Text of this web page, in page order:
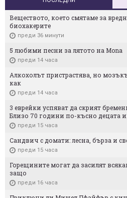
Веществото, което смятаме за
биохакерите
преди 36 минути
5 любими песни за лятото на Mona
преди 14 часа
Алкохолът пристрастява, но
как
преди 14 часа
3 еврейки успяват да скрият
Близо 70 години по-късно децата
преди 15 часа
Сандвич с домати: лесна, бърза и
преди 15 часа
Горещините могат да засилят
защо
преди 16 часа